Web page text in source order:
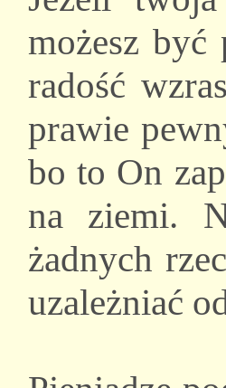
możesz
radość
prawie
bo to On
na ziemi.
żadnych
uzależniać